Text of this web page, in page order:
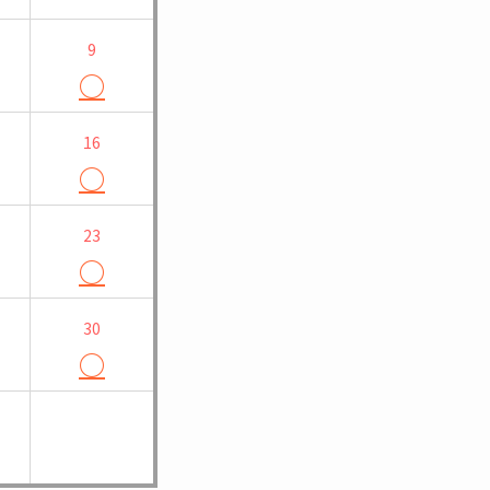
9
○
16
○
23
○
30
○